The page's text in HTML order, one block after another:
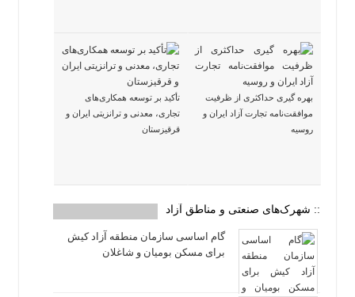
بهره گیری حداکثری از ظرفیت
موافقت‌نامه تجارت آزاد ایران و
روسیه
تأکید بر توسعه همکاری‌های
تجاری، معدنی و ترانزیتی ایران و
قرقیزستان
:: شهرک‌های صنعتی و مناطق آزاد
گام اساسی سازمان منطقه آزاد کیش
برای مسکن بومیان و شاغلان